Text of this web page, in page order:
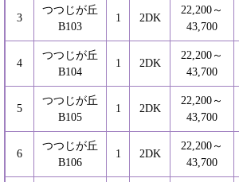
3
つつじが丘
B103
1 2DK
22,200～
43,700
4
つつじが丘
B104
1 2DK
22,200～
43,700
5
つつじが丘
B105
1 2DK
22,200～
43,700
6
つつじが丘
B106
1 2DK
22,200～
43,700